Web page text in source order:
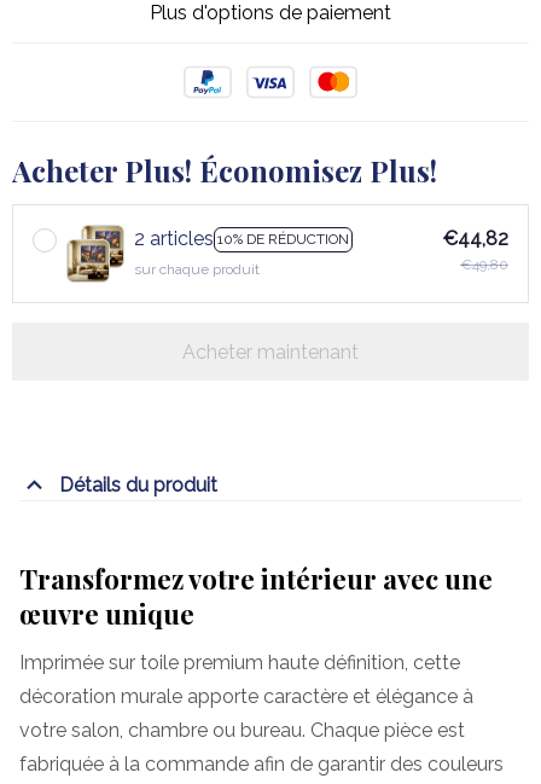
Plus d'options de paiement
Acheter Plus! Économisez Plus!
2 articles 10% DE RÉDUCTION
sur chaque produit
€44,82
€49,80
Acheter maintenant
Détails du produit
Transformez votre intérieur avec une
œuvre unique
Imprimée sur toile premium haute définition, cette
décoration murale apporte caractère et élégance à
votre salon, chambre ou bureau. Chaque pièce est
fabriquée à la commande afin de garantir des couleurs